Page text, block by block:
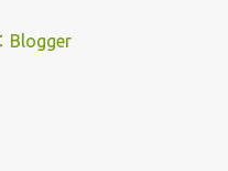
Blogger